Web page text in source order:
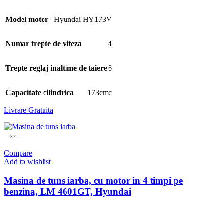
Model motor Hyundai HY173V
Numar trepte de viteza 4
Trepte reglaj inaltime de taiere6
Capacitate cilindrica 173cmc
Livrare Gratuita
-5%
Compare
Add to wishlist
Masina de tuns iarba, cu motor in 4 timpi pe
benzina, LM 4601GT, Hyundai